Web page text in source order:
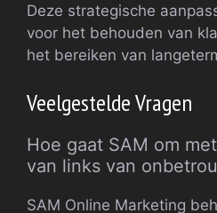
Deze strategische
voor het behouden van
het bereiken van
Veelgestelde Vragen
Hoe gaat SAM om
van links van
SAM Online Marketing